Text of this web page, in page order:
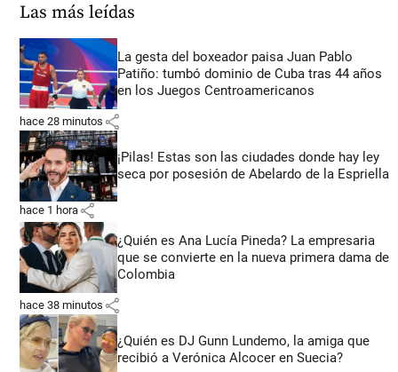
Las más leídas
La gesta del boxeador paisa Juan Pablo
Patiño: tumbó dominio de Cuba tras 44 años
en los Juegos Centroamericanos
hace 28 minutos share
¡Pilas! Estas son las ciudades donde hay ley
seca por posesión de Abelardo de la Espriella
hace 1 hora share
¿Quién es Ana Lucía Pineda? La empresaria
que se convierte en la nueva primera dama de
Colombia
hace 38 minutos share
¿Quién es DJ Gunn Lundemo, la amiga que
recibió a Verónica Alcocer en Suecia?